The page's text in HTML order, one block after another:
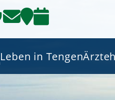
Leben in Tengen